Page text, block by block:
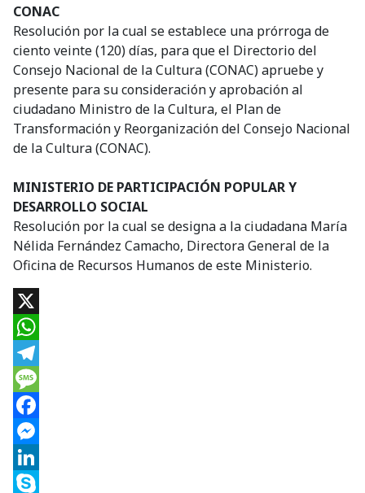
CONAC
Resolución por la cual se establece una prórroga de
ciento veinte (120) días, para que el Directorio del
Consejo Nacional de la Cultura (CONAC) apruebe y
presente para su consideración y aprobación al
ciudadano Ministro de la Cultura, el Plan de
Transformación y Reorganización del Consejo Nacional
de la Cultura (CONAC).
MINISTERIO DE PARTICIPACIÓN POPULAR Y
DESARROLLO SOCIAL
Resolución por la cual se designa a la ciudadana María
Nélida Fernández Camacho, Directora General de la
Oficina de Recursos Humanos de este Ministerio.
X
WhatsApp
Telegram
Message
Facebook
Messenger
LinkedIn